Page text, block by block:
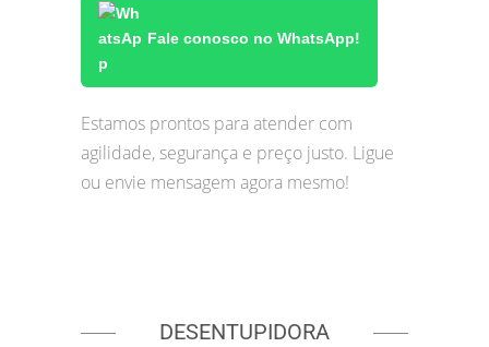
Fale conosco no WhatsApp!
Estamos prontos para atender com
agilidade, segurança e preço justo. Ligue
ou envie mensagem agora mesmo!
DESENTUPIDORA